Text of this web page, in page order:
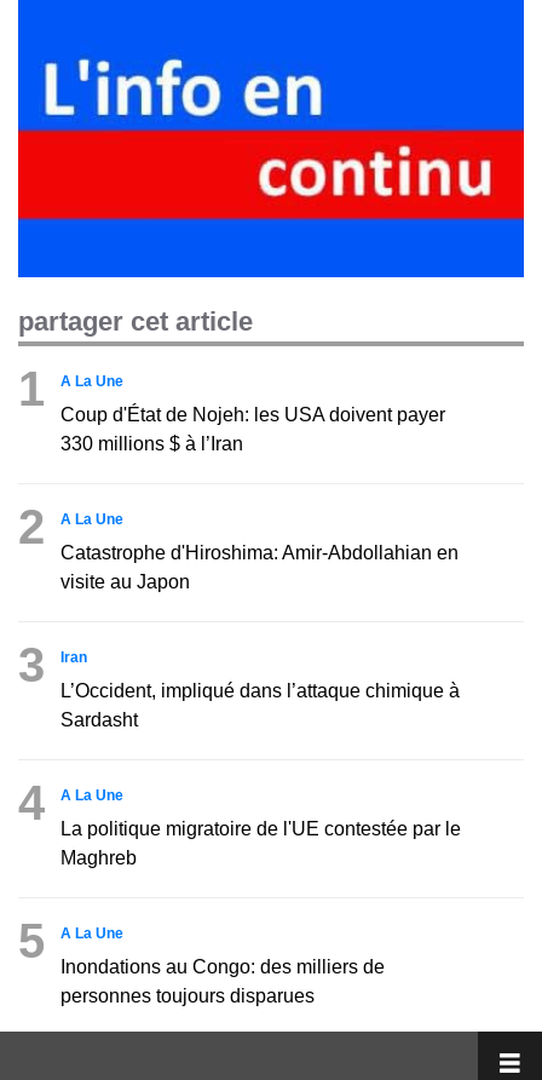
partager cet article
1 A La Une
Coup d'État de Nojeh: les USA doivent payer
330 millions $ à l’Iran
2 A La Une
Catastrophe d'Hiroshima: Amir-Abdollahian en
visite au Japon
3 Iran
L’Occident, impliqué dans l’attaque chimique à
Sardasht
4 A La Une
La politique migratoire de l'UE contestée par le
Maghreb
5 A La Une
Inondations au Congo: des milliers de
personnes toujours disparues